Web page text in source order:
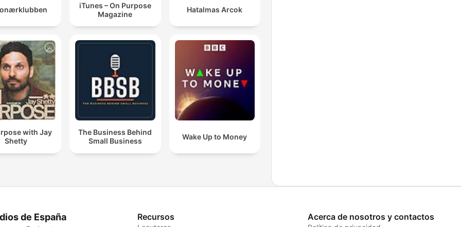
iTunes – On Purpose
Magazine
Hatalmas Arcok
with Jay
Shetty
The Business Behind
Small Business
Wake Up to Money
de España Recursos Acerca de nosotros y contactos